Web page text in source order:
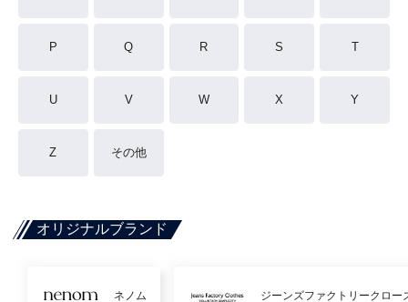
P Q R S T
U V W X Y
Z その他
オリジナルブランド
ネノム ジーンズファクトリークロー